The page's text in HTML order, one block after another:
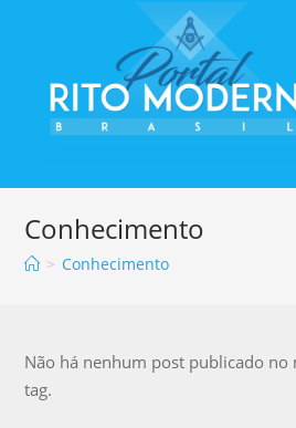
Conhecimento
> Conhecimento
Não há nenhum post publicado no
tag.